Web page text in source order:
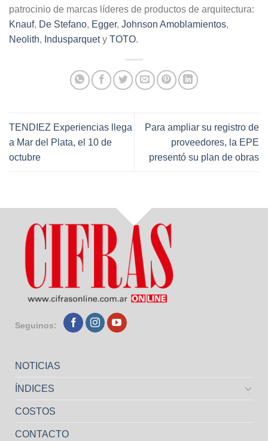
patrocinio de marcas líderes de productos de arquitectura:
Knauf, De Stefano, Egger, Johnson Amoblamientos,
Neolith, Indusparquety TOTO.
TENDIEZ Experiencias llega
a Mar del Plata, el 10 de
octubre
Para ampliar su registro de
proveedores, la EPE
presentó su plan de obras
Seguinos:
NOTICIAS
ÍNDICES
COSTOS
CONTACTO